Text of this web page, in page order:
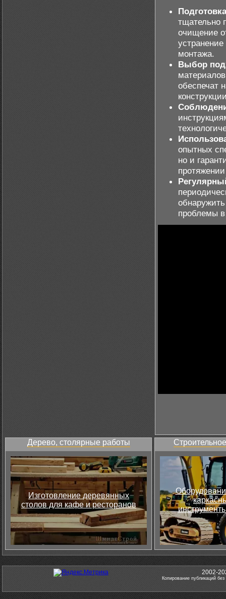
тщательно
очищение
монтажа.
Выбор
обеспечат
опытных
но и
проблемы
Дерево, столярные работы
Изготовление деревянных
столов для кафе и ресторанов
2002-
Копирование публикаций